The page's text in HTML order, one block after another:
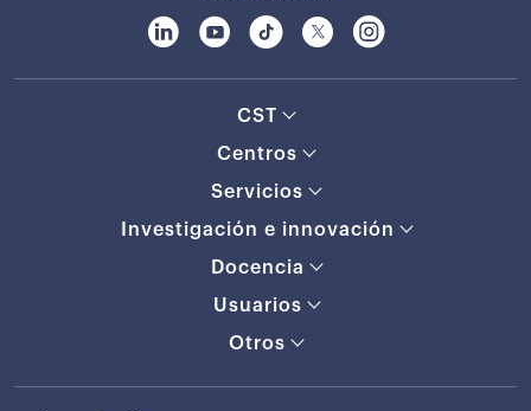
CST
Centros
Servicios
Investigación e innovación
Docencia
Usuarios
Otros